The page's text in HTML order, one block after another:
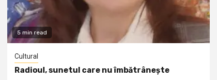
5 min read
Cultural
Radioul, sunetul care nu îmbătrânește